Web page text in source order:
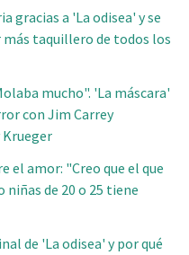
gracias a 'La odisea' y se
taquillero de todos los
mucho". 'La máscara'
con Jim Carrey
Krueger
el amor: "Creo que el que
niñas de 20 o 25 tiene
de 'La odisea' y por qué